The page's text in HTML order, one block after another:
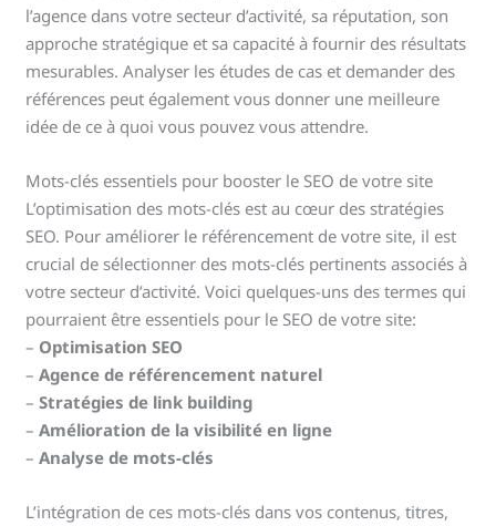
l’agence dans votre secteur d’activité, sa réputation, son
approche stratégique et sa capacité à fournir des résultats
mesurables. Analyser les études de cas et demander des
références peut également vous donner une meilleure
idée de ce à quoi vous pouvez vous attendre.
Mots-clés essentiels pour booster le SEO de votre site
L’optimisation des mots-clés est au cœur des stratégies
SEO. Pour améliorer le référencement de votre site, il est
crucial de sélectionner des mots-clés pertinents associés à
votre secteur d’activité. Voici quelques-uns des termes qui
pourraient être essentiels pour le SEO de votre site:
– Optimisation SEO
–Agence de référencement naturel
–Stratégies de link building
–Amélioration de la visibilité en ligne
–Analyse de mots-clés
L’intégration de ces mots-clés dans vos contenus, titres,